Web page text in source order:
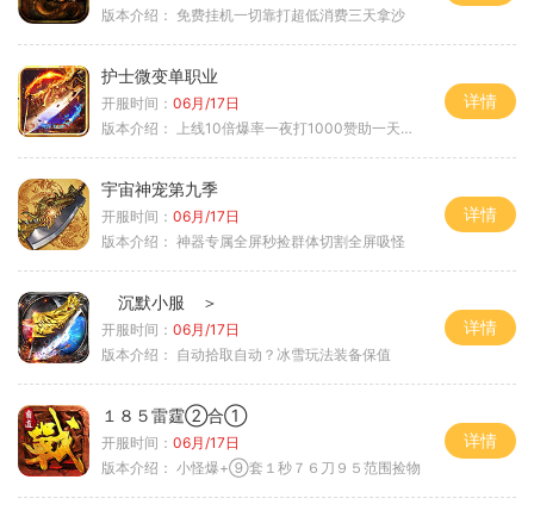
版本介绍： 免费挂机一切靠打超低消费三天拿沙
护士微变单职业
开服时间： 06月/17日
版本介绍：
上线10倍爆率一夜打1000赞助一天毕业
详情
宇宙神宠第九季
开服时间： 06月/17日
版本介绍： 神器专属全屏秒捡群体切割全屏吸怪
详情
沉默小服 ＞
开服时间： 06月/17日
版本介绍： 自动拾取自动？冰雪玩法装备保值
详情
１８５雷霆②合①
开服时间： 06月/17日
版本介绍： 小怪爆+⑨套１秒７６刀９５范围捡物
详情